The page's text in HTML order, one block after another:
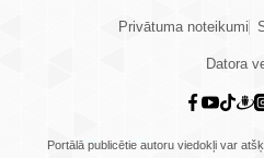
Privātuma noteikumi
Datora
Portālā publicētie autoru viedokļi var